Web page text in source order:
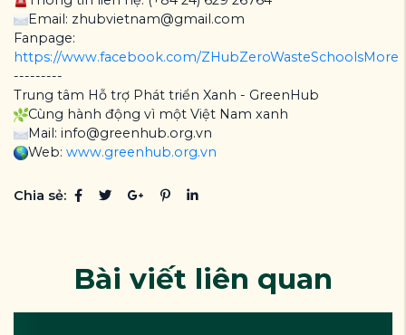
Email: zhubvietnam@gmail.com
Fanpage:
https://www.facebook.com/ZHubZeroWasteSchoolsMore
---------
Trung tâm Hỗ trợ Phát triển Xanh - GreenHub
Cùng hành động vì một Việt Nam xanh
Mail: info@greenhub.org.vn
Web: www.greenhub.org.vn
Chia sẻ:
Bài viết liên quan